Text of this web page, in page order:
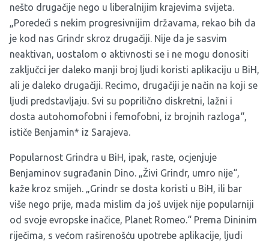
nešto drugačije nego u liberalnijim krajevima svijeta.
„Poredeći s nekim progresivnijim državama, rekao bih da
je kod nas Grindr skroz drugačiji. Nije da je sasvim
neaktivan, uostalom o aktivnosti se i ne mogu donositi
zaključci jer daleko manji broj ljudi koristi aplikaciju u BiH,
ali je daleko drugačiji. Recimo, drugačiji je način na koji se
ljudi predstavljaju. Svi su poprilično diskretni, lažni i
dosta autohomofobni i femofobni, iz brojnih razloga“,
ističe Benjamin* iz Sarajeva.
Popularnost Grindra u BiH, ipak, raste, ocjenjuje
Benjaminov sugrađanin Dino. „Živi Grindr, umro nije“,
kaže kroz smijeh. „Grindr se dosta koristi u BiH, ili bar
više nego prije, mada mislim da još uvijek nije popularniji
od svoje evropske inačice, Planet Romeo.“ Prema Dininim
riječima, s većom raširenošću upotrebe aplikacije, ljudi